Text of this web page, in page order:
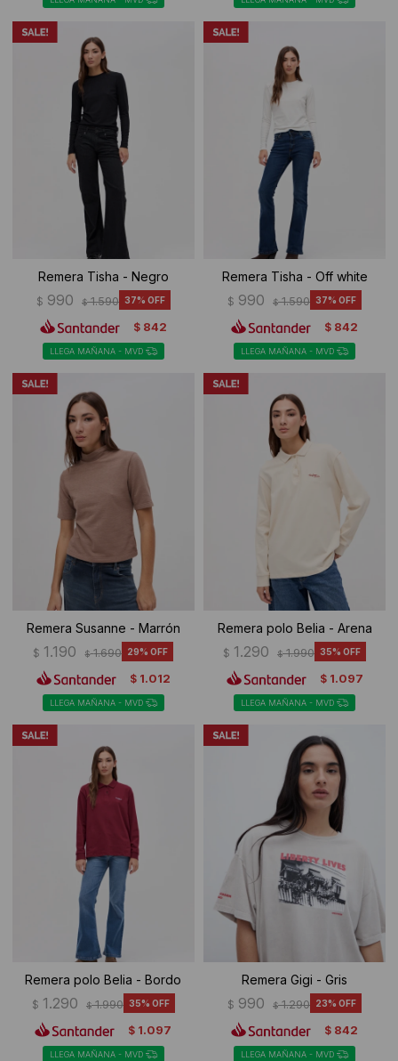
Remera Tisha - Negro
$ 990 $ 1.590 37
$ 842
LLEGA MAÑANA - MVD
Remera Tisha - Off white
$ 990 $ 1.590 37
$ 842
LLEGA MAÑANA - MVD
Remera Susanne - Marrón
$ 1.190 $ 1.690 29
$ 1.012
LLEGA MAÑANA - MVD
Remera polo Belia - Arena
$ 1.290 $ 1.990 35
$ 1.097
LLEGA MAÑANA - MVD
Remera polo Belia - Bordo
$ 1.290 $ 1.990 35
$ 1.097
LLEGA MAÑANA - MVD
Remera Gigi - Gris
$ 990 $ 1.290 23
$ 842
LLEGA MAÑANA - MVD